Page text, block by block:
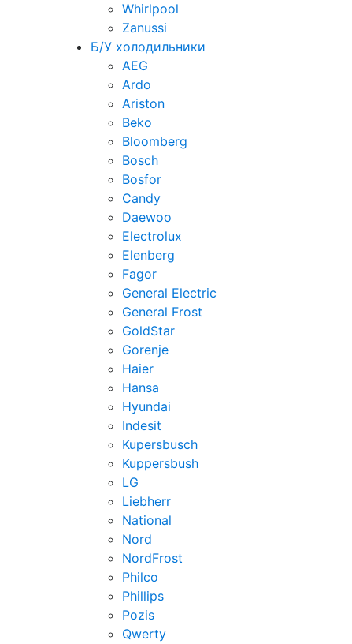
Whirlpool
Zanussi
Б/У холодильники
AEG
Ardo
Ariston
Beko
Bloomberg
Bosch
Bosfor
Candy
Daewoo
Electrolux
Elenberg
Fagor
General Electric
General Frost
GoldStar
Gorenje
Haier
Hansa
Hyundai
Indesit
Kupersbusch
Kuppersbush
LG
Liebherr
National
Nord
NordFrost
Philco
Phillips
Pozis
Qwerty